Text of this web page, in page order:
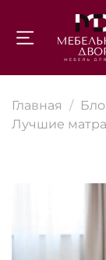
Главная
Лучшие
Для клиентов
25%